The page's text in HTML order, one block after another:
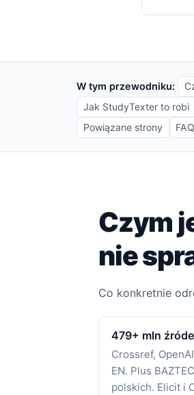
W tym przewodniku:
Jak StudyTexter to robi
Powiązane strony
FAQ
Czym
nie
Co konkretnie
479+ mln
Crossref,
EN. Plus
polskich. Elicit i